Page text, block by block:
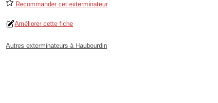
Recommander cet exterminateur
Améliorer cette fiche
Autres exterminateurs à Haubourdin